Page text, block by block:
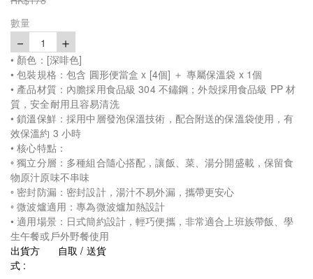
數量
－ 1 ＋
• 顏色：[深啡色]
• 包裝規格：包含 圓形便當盒 x [4個] ＋ 專屬保溫袋 x 1個
• 產品材質：內膽採用食品級 304 不鏽鋼；外殼採用食品級 PP 材
質，安全耐用且容易清洗
• 鎖溫保鮮：採用中層發泡保溫技術，配合附送的保溫袋使用，有
效保溫約 3 小時
• 核心特點：
◦ 獨立分層：多種組合隨心搭配，讓飯、菜、湯分開盛載，保留食
物原汁原味不串味
◦ 密封防漏：密封設計，湯汁不易外漏，攜帶更安心
◦ 微波爐適用：專為微波爐加熱設計
• 適用場景：日式簡約設計，輕巧便攜，非常適合上班族帶飯、學
生午餐或戶外野餐使用
出貨方
式 :
自取 / 送貨